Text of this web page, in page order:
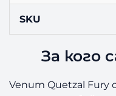
SKU
За кого
Venum Quetzal Fury